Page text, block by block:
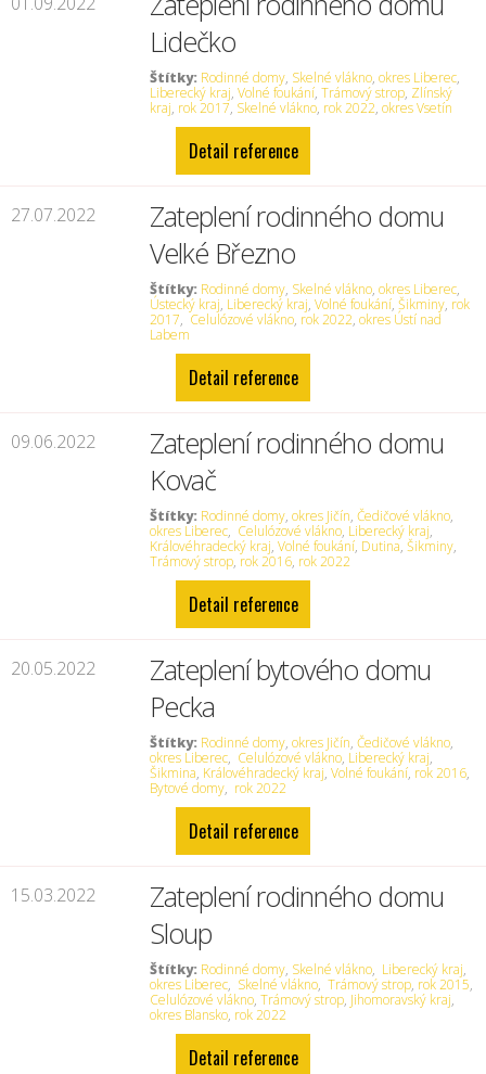
Lidečko
Štítky: Rodinné domy, Skelné vlákno,okres Liberec,
Liberecký kraj,Volné foukání,Trámový strop, Zlínský
kraj, rok 2017, Skelné vlákno, rok 2022,okres Vsetín
Detail reference
27.07.2022
Zateplení rodinného domu
Velké Březno
Štítky: Rodinné domy, Skelné vlákno,okres Liberec,
Ústecký kraj, Liberecký kraj,Volné foukání,Šikminy, rok
2017, Celulózové vlákno, rok 2022,okres Ústí nad
Labem
Detail reference
09.06.2022
Zateplení rodinného domu
Kovač
Štítky: Rodinné domy,okres Jičín,Čedičové vlákno,
okres Liberec, Celulózové vlákno, Liberecký kraj,
Královéhradecký kraj,Volné foukání, Dutina,Šikminy,
Trámový strop, rok 2016, rok 2022
Detail reference
20.05.2022
Zateplení bytového domu
Pecka
Štítky: Rodinné domy,okres Jičín,Čedičové vlákno,
okres Liberec, Celulózové vlákno, Liberecký kraj,
Šikmina, Královéhradecký kraj,Volné foukání, rok 2016,
Bytové domy, rok 2022
Detail reference
15.03.2022
Zateplení rodinného domu
Sloup
Štítky: Rodinné domy, Skelné vlákno, Liberecký kraj,
okres Liberec, Skelné vlákno, Trámový strop, rok 2015,
Celulózové vlákno,Trámový strop, Jihomoravský kraj,
okres Blansko, rok 2022
Detail reference